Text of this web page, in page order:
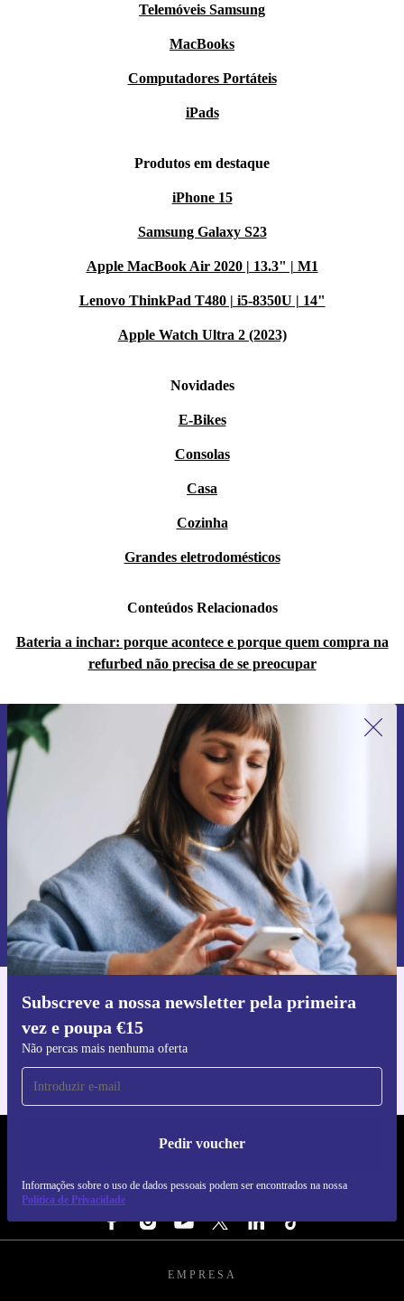
Telemóveis Samsung
MacBooks
Computadores Portáteis
iPads
Produtos em destaque
iPhone 15
Samsung Galaxy S23
Apple MacBook Air 2020 | 13.3" | M1
Lenovo ThinkPad T480 | i5-8350U | 14"
Apple Watch Ultra 2 (2023)
Novidades
E-Bikes
Consolas
Casa
Cozinha
Grandes eletrodomésticos
Conteúdos Relacionados
Bateria a inchar: porque acontece e porque quem compra na
refurbed não precisa de se preocupar
Subscreve a nossa newsletter pela primeira
vez e poupa €15
Não percas mais nenhuma oferta
Pedir voucher
Informações sobre o uso de dados pessoais podem ser encontrados na nossa
Política de Privacidade
Subscreve a nossa newsletter pela
primeira vez e poupa 15€!
Não percas mais nenhuma oferta.
Pedir voucher
Informações sobre o uso de dados pessoais podem ser encontrados na
nossa
Política de Privacidade.
Faz o download da app refurbed
Para iOS e Android
REFURBED PORTUGAL - RETHINK NEW.
SEGUE-NOS
EMPRESA